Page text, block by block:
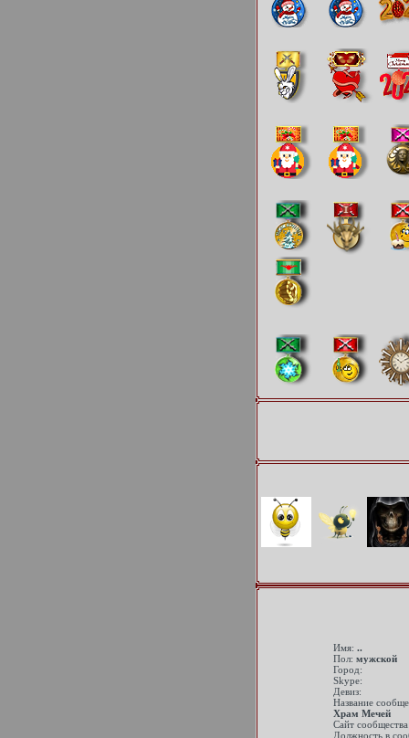
Имя: ..
Пол: мужской
Город:
Skype:
Девиз:
Название
Храм Мечей
Сайт
Должность в